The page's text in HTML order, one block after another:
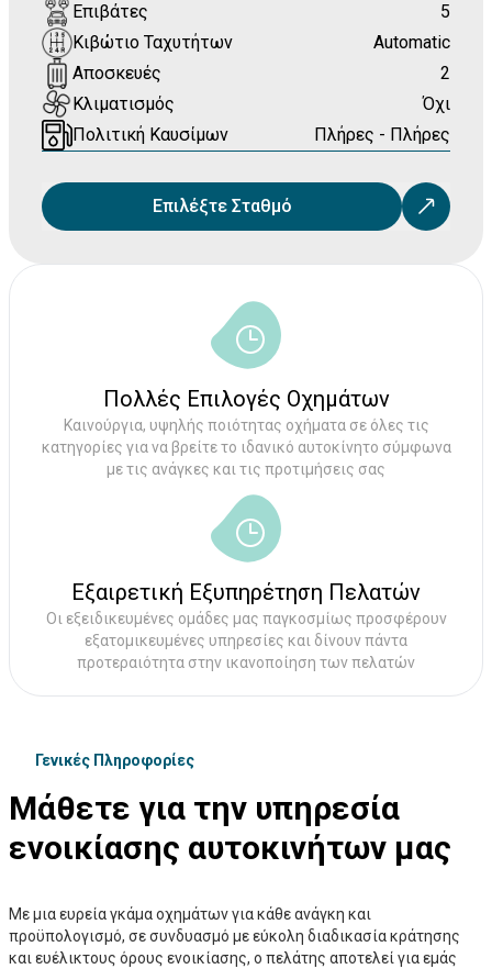
Πολλές Επιλογές Οχημάτων
Καινούργια, υψηλής ποιότητας οχήματα σε όλες τις
κατηγορίες για να βρείτε το ιδανικό αυτοκίνητο σύμφωνα
με τις ανάγκες και τις προτιμήσεις σας
Εξαιρετική Εξυπηρέτηση Πελατών
Οι εξειδικευμένες ομάδες μας παγκοσμίως προσφέρουν
εξατομικευμένες υπηρεσίες και δίνουν πάντα
προτεραιότητα στην ικανοποίηση των πελατών
Επιβάτες
5
Κιβώτιο Ταχυτήτων
Automatic
Αποσκευές
2
Κλιματισμός
Όχι
Πολιτική Καυσίμων
Πλήρες - Πλήρες
Επιλέξτε Σταθμό
Γενικές Πληροφορίες
Μάθετε για την υπηρεσία
ενοικίασης αυτοκινήτων μας
Με μια ευρεία γκάμα οχημάτων για κάθε ανάγκη και
προϋπολογισμό, σε συνδυασμό με εύκολη διαδικασία κράτησης
και ευέλικτους όρους ενοικίασης, ο πελάτης αποτελεί για εμάς